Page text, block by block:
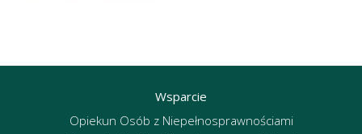
Wsparcie
Opiekun Osób z Niepełnosprawnościami